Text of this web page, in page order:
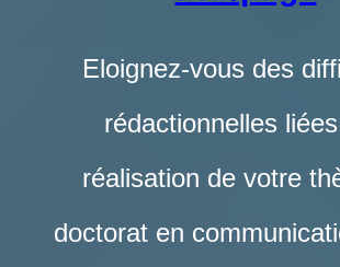
Eloignez-vous des
rédactionnelles
réalisation de votre
doctorat en